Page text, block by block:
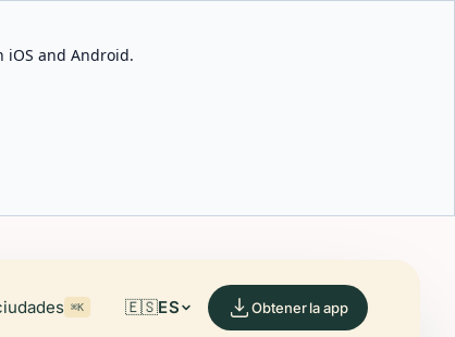
iOS and Android.
⌘K 🇪🇸ES Obtener la app